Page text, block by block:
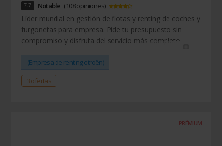
7.7 Notable (108 opiniones)
Líder mundial en gestión de flotas y renting de coches y
furgonetas para empresa. Pide tu presupuesto sin
compromiso y disfruta del servicio más completo.
(Empresa de renting citroën)
3 ofertas
PRÉMIUM